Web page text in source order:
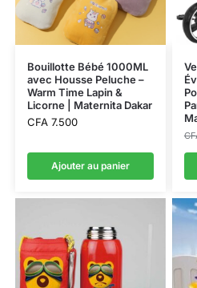
Bouillotte Bébé 1000ML
avec Housse Peluche –
Warm Time Lapin &
Licorne | Maternita Dakar
CFA7.500
Ajouter au panier